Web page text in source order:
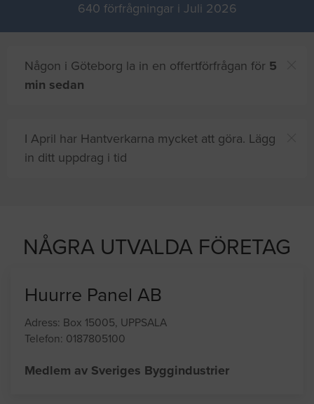
640 förfrågningar i Juli 2026
Någon i Göteborg la in en offertförfrågan för 5
min sedan
I April har Hantverkarna mycket att göra. Lägg
in ditt uppdrag i tid
NÅGRA UTVALDA FÖRETAG